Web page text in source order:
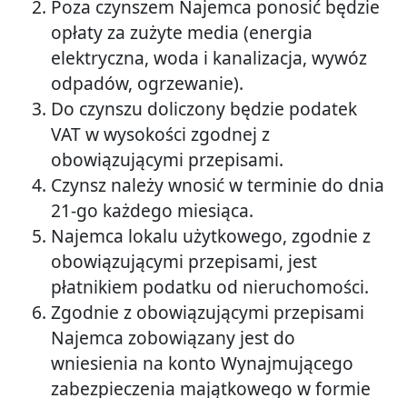
Poza czynszem Najemca ponosić będzie
opłaty za zużyte media (energia
elektryczna, woda i kanalizacja, wywóz
odpadów, ogrzewanie).
Do czynszu doliczony będzie podatek
VAT w wysokości zgodnej z
obowiązującymi przepisami.
Czynsz należy wnosić w terminie do dnia
21-go każdego miesiąca.
Najemca lokalu użytkowego, zgodnie z
obowiązującymi przepisami, jest
płatnikiem podatku od nieruchomości.
Zgodnie z obowiązującymi przepisami
Najemca zobowiązany jest do
wniesienia na konto Wynajmującego
zabezpieczenia majątkowego w formie